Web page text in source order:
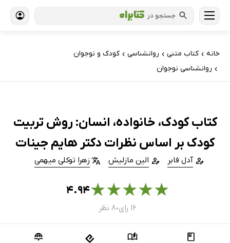
جستجو در
خانه › کتاب‌ متنی › روانشناسی › کودک و نوجوان
› روانشناسی نوجوان
کتاب کودک، خانواده، انسان: روش تربیت
کودک بر اساس نظرات دکتر هایم جینات
آدل فابر الین مازلیش زهرا توکلی میهمی
★
★
★
★
★۴.۹۴
۱۶ رای ● ۸ نظر